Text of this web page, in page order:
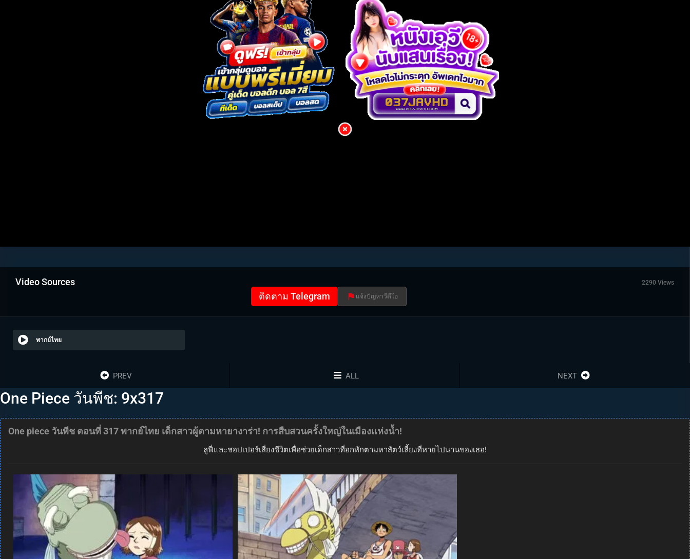
Video Sources 2290 Views
ติดตาม Telegram แจ้งปัญหาวีดีโอ
พากย์ไทย
PREV ALL NEXT
One Piece วันพีช: 9x317
One piece วันพีช ตอนที่ 317 พากย์ไทย เด็กสาวผู้ตามหายางาร่า! การสืบสวนครั้งใหญ่ในเมืองแห่งน้ำ!
ลูฟี่และชอปเปอร์เสี่ยงชีวิตเพื่อช่วยเด็กสาวที่อกหักตามหาสัตว์เลี้ยงที่หายไปนานของเธอ!